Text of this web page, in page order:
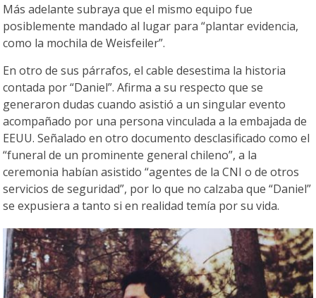
Más adelante subraya que el mismo equipo fue
posiblemente mandado al lugar para “plantar evidencia,
como la mochila de Weisfeiler”.
En otro de sus párrafos, el cable desestima la historia
contada por “Daniel”. Afirma a su respecto que se
generaron dudas cuando asistió a un singular evento
acompañado por una persona vinculada a la embajada de
EEUU. Señalado en otro documento desclasificado como el
“funeral de un prominente general chileno”, a la
ceremonia habían asistido “agentes de la CNI o de otros
servicios de seguridad”, por lo que no calzaba que “Daniel”
se expusiera a tanto si en realidad temía por su vida.